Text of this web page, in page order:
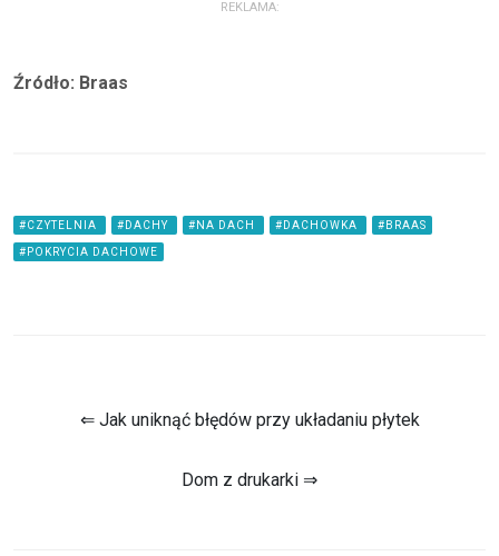
REKLAMA:
Źródło: Braas
#CZYTELNIA #DACHY #NA DACH #DACHOWKA #BRAAS
#POKRYCIA DACHOWE
⇐ Jak uniknąć błędów przy układaniu płytek
Dom z drukarki ⇒